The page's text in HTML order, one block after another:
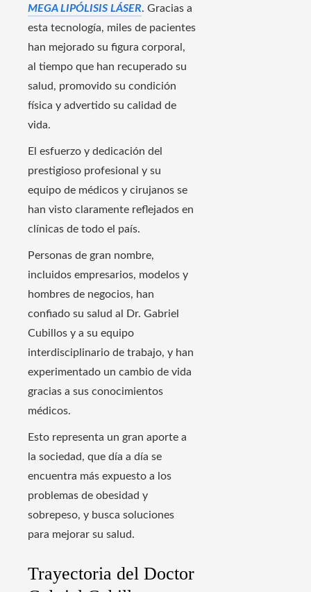
MEGA LIPÓLISIS LÁSER. Gracias a
esta tecnología, miles de pacientes
han mejorado su figura corporal,
al tiempo que han recuperado su
salud, promovido su condición
física y advertido su calidad de
vida.
El esfuerzo y dedicación del
prestigioso profesional y su
equipo de médicos y cirujanos se
han visto claramente reflejados en
clínicas de todo el país.
Personas de gran nombre,
incluidos empresarios, modelos y
hombres de negocios, han
confiado su salud al Dr. Gabriel
Cubillos y a su equipo
interdisciplinario de trabajo, y han
experimentado un cambio de vida
gracias a sus conocimientos
médicos.
Esto representa un gran aporte a
la sociedad, que día a día se
encuentra más expuesto a los
problemas de obesidad y
sobrepeso, y busca soluciones
para mejorar su salud.
Trayectoria del Doctor